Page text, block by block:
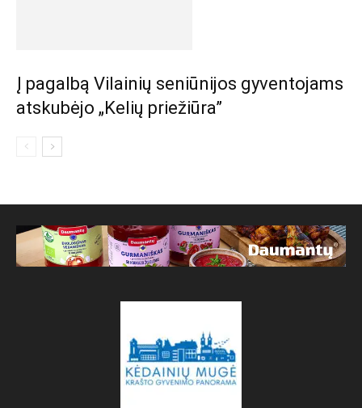
Į pagalbą Vilainių seniūnijos gyventojams
atskubėjo „Kelių priežiūra”